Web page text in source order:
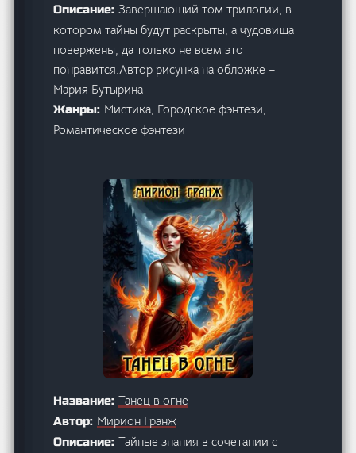
Описание:Завершающий том трилогии, в
котором тайны будут раскрыты, а чудовища
повержены, да только не всем это
понравится.Автор рисунка на обложке –
Мария Бутырина
Жанры: Мистика, Городское фэнтези,
Романтическое фэнтези
Название:Танец в огне
Автор: Мирион Гранж
Описание:Тайные знания в сочетании с